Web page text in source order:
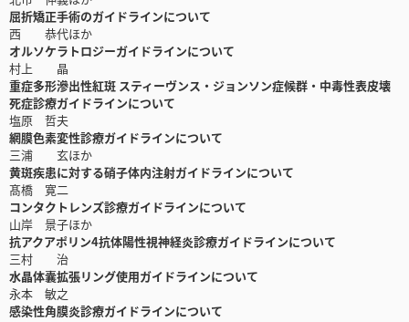
屈折矯正手術のガイドラインについて
西 恭代ほか
オルソケラトロジーガイドラインについて
村上 晶
重症多形滲出性紅斑 スティーヴンス・ジョンソン症候群・中毒性表皮壊
死症診療ガイドラインについて
塩原 哲夫
網膜色素変性診療ガイドラインについて
三浦 玄ほか
黄斑疾患に対する硝子体内注射ガイドラインについて
髙橋 寛二
コンタクトレンズ診療ガイドラインについて
山岸 景子ほか
抗アクアポリン4抗体陽性視神経炎診療ガイドラインについて
三村 治
水晶体囊拡張リング使用ガイドラインについて
永本 敏之
感染性角膜炎診療ガイドラインについて